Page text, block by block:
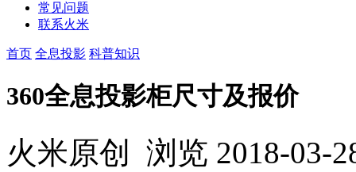
常见问题
联系火米
首页 全息投影 科普知识
360全息投影柜尺寸及报价
火米原创 浏览 2018-03-